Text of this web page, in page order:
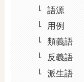
語源
用例
類義語
反義語
派生語